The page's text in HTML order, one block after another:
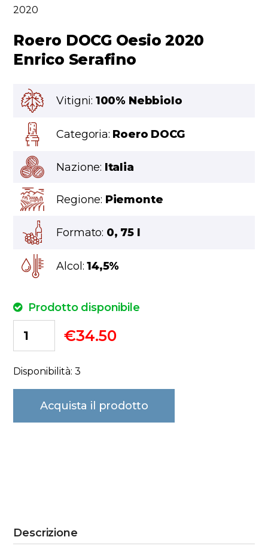
2020
Roero DOCG Oesio 2020
Enrico Serafino
Vitigni: 100% Nebbiolo
Categoria: Roero DOCG
Nazione: Italia
Regione: Piemonte
Formato: 0, 75 l
Alcol:14,5%
Prodotto disponibile
€34.50
Disponibilità: 3
Acquista il prodotto
Descrizione